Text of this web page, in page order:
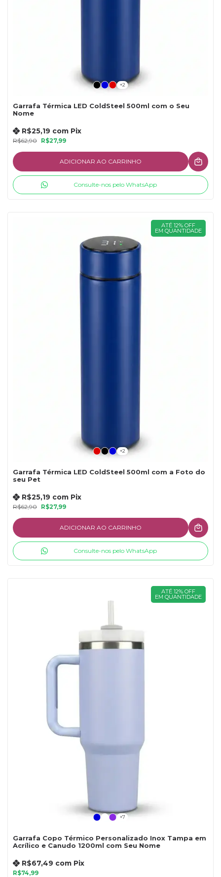
+2
Garrafa Térmica LED ColdSteel 500ml com o Seu
Nome
R$62,90 R$27,99
R$25,19 com Pix
ADICIONAR AO CARRINHO
Consulte-nos pelo WhatsApp
ATÉ 12% OFF
EM QUANTIDADE
+2
Garrafa Térmica LED ColdSteel 500ml com a Foto do
seu Pet
R$62,90 R$27,99
R$25,19 com Pix
ADICIONAR AO CARRINHO
Consulte-nos pelo WhatsApp
ATÉ 12% OFF
EM QUANTIDADE
+7
Garrafa Copo Térmico Personalizado Inox Tampa em
Acrílico e Canudo 1200ml com Seu Nome
R$74,99
R$67,49 com Pix